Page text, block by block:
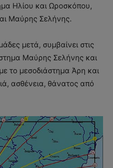
Ηλίου και Ωροσκόπου,
Μαύρης Σελήνης.
μετά, συμβαίνει στις
Μαύρης Σελήνης και
το μεσοδιάστημα Άρη και
ασθένεια, θάνατος από